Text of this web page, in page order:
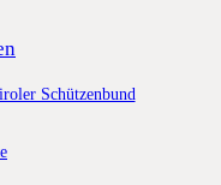
Schützenbund